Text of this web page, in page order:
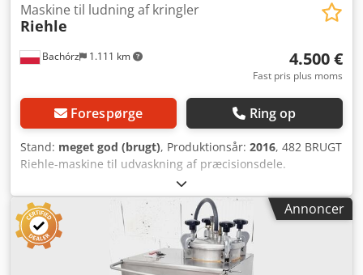
Bachórz 1.111 km
Maskine til ludning af kringler
Riehle
4.500 €
Fast pris plus moms
Forespørge Ring op
Stand: meget god (brugt), Produktionsår: 2016, 482 BRUGT
Riehle-maskine til udvaskning af præcisionsdele.
EKSTERNE DIMENSIONER (i cm): - bredde: 92 - længde: 327
(sammenfoldet: 170) - højde: 145 (sammenfoldet: 200) -
arbejdsbredde: 58 TEKNISKE DATA: - produktionsår: 2016
Dedpfxozq Swye Acpsck Den angivne pris er en nettopris.
Tilgængelige ekstra betalte muligheder: transport af
maskinen. VI TALER ENGELSK, TYSK, FRANSK, RUSISK OG
Annoncer